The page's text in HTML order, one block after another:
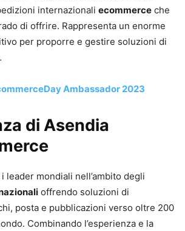
internazionali ecommerce che
di offrire. Rappresenta un enorme
per proporre e gestire soluzioni di
Ambassador 2023
di Asendia
leader mondiali nell’ambito degli
offrendo soluzioni di
posta e pubblicazioni verso oltre 200
Combinando l’esperienza e la